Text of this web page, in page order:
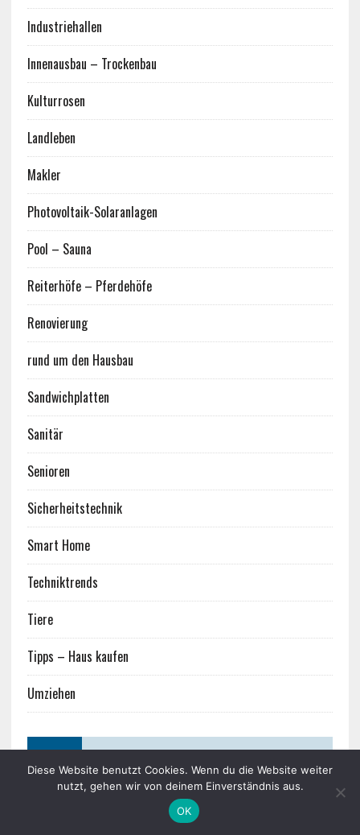
Industriehallen
Innenausbau – Trockenbau
Kulturrosen
Landleben
Makler
Photovoltaik-Solaranlagen
Pool – Sauna
Reiterhöfe – Pferdehöfe
Renovierung
rund um den Hausbau
Sandwichplatten
Sanitär
Senioren
Sicherheitstechnik
Smart Home
Techniktrends
Tiere
Tipps – Haus kaufen
Umziehen
Diese Website benutzt Cookies. Wenn du die Website weiter
nutzt, gehen wir von deinem Einverständnis aus.
OK